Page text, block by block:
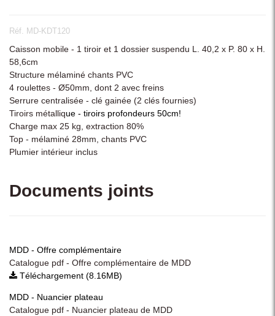
Réf. MD-KDT120
Caisson mobile - 1 tiroir et 1 dossier suspendu L. 40,2 x P. 80 x H.
58,6cm
Structure mélaminé chants PVC
4 roulettes - Ø50mm, dont 2 avec freins
Serrure centralisée - clé gainée (2 clés fournies)
Tiroirs métallique - tiroirs profondeurs 50cm!
Charge max 25 kg, extraction 80%
Top - mélaminé 28mm, chants PVC
Plumier intérieur inclus
Documents joints
MDD - Offre complémentaire
Catalogue pdf - Offre complémentaire de MDD
Téléchargement (8.16MB)
MDD - Nuancier plateau
Catalogue pdf - Nuancier plateau de MDD